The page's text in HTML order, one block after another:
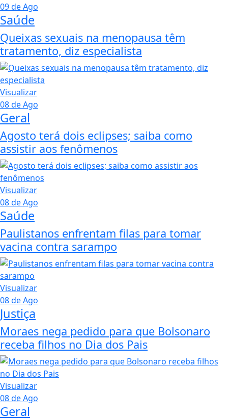
09 de Ago
Saúde
Queixas sexuais na menopausa têm
tratamento, diz especialista
Visualizar
08 de Ago
Geral
Agosto terá dois eclipses; saiba como
assistir aos fenômenos
Visualizar
08 de Ago
Saúde
Paulistanos enfrentam filas para tomar
vacina contra sarampo
Visualizar
08 de Ago
Justiça
Moraes nega pedido para que Bolsonaro
receba filhos no Dia dos Pais
Visualizar
08 de Ago
Geral